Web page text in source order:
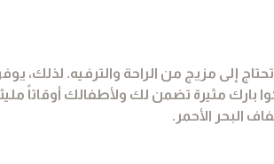
إلى مزيج من الراحة والترفيه. لذلك،
بارك مثيرة تضمن لك ولأطفالك أوقاتاً
البحر الأحمر.